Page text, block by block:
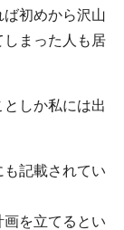
初めから沢山
まった人も居
しか私には出
記載されてい
を立てるとい